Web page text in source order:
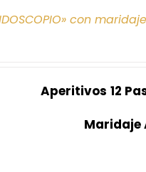
con
Aperitivos 12
Maridaje